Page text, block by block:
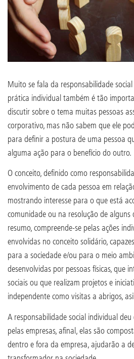
Muito se fala da responsabilidade
prática individual também é tão
discutir sobre o tema muitas pessoas
corporativo, mas não sabem que ele
para definir a postura de uma pessoa
alguma ação para o benefício do outro.
O conceito, definido como
envolvimento de cada pessoa em
mostrando interesse para o que está
comunidade ou na resolução de alguns
resumo, compreende-se pelas ações
envolvidas no conceito solidário,
para a sociedade e/ou para o meio
desenvolvidas por pessoas físicas, que
sociais ou que realizam projetos e
independente como visitas a abrigos,
A responsabilidade social individual
pelas empresas, afinal, elas são
dentro e fora da empresa, ajudarão a